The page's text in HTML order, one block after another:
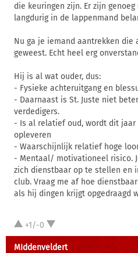
die keuringen zijn. Er zijn
langdurig in de lappenmand
Nu ga je iemand aantrekken die
geweest. Echt heel erg
Hij is al wat ouder, dus:
- Fysieke achteruitgang en
- Daarnaast is St. Juste niet
verdedigers.
- Is al relatief oud, wordt dit jaar
opleveren
- Waarschijnlijk relatief hoge
- Mentaal/ motivationeel risico.
zich dienstbaar op te stellen en
club. Vraag me af hoe
als hij dingen krijgt opgedraagd
+1/-0
MIddenveldert